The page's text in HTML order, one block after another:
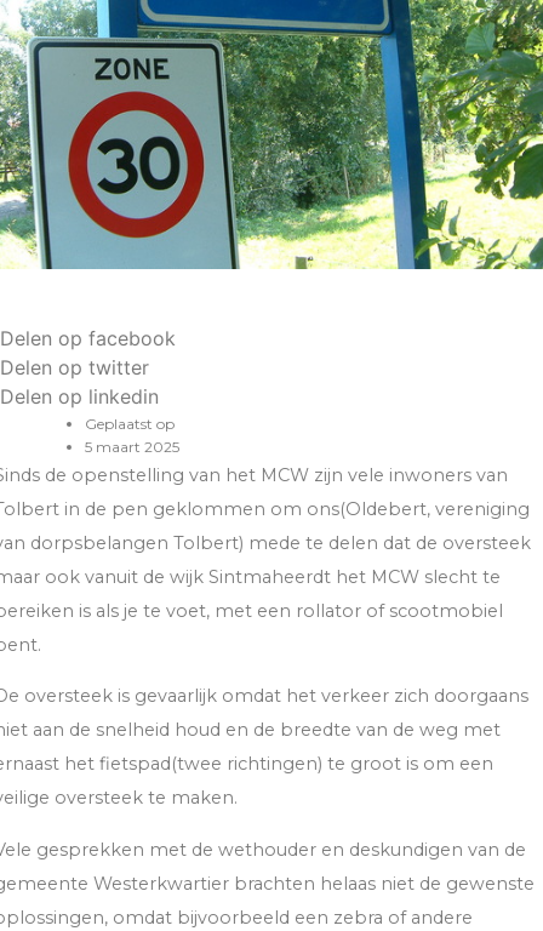
Delen op facebook
Delen op twitter
Delen op linkedin
Geplaatst op
5 maart 2025
de openstelling van het MCW zijn vele inwoners van
in de pen geklommen om ons(Oldebert, vereniging
dorpsbelangen Tolbert) mede te delen dat de oversteek
ook vanuit de wijk Sintmaheerdt het MCW slecht te
is als je te voet, met een rollator of scootmobiel
oversteek is gevaarlijk omdat het verkeer zich doorgaans
aan de snelheid houd en de breedte van de weg met
het fietspad(twee richtingen) te groot is om een
oversteek te maken.
gesprekken met de wethouder en deskundigen van de
Westerkwartier brachten helaas niet de gewenste
omdat bijvoorbeeld een zebra of andere